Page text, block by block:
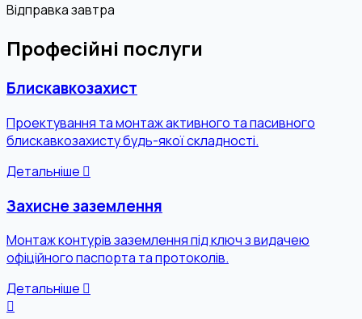
Відправка завтра
Професійні послуги
Блискавкозахист
Проектування та монтаж активного та пасивного
блискавкозахисту будь-якої складності.
Детальніше
Захисне заземлення
Монтаж контурів заземлення під ключ з видачею
офіційного паспорта та протоколів.
Детальніше